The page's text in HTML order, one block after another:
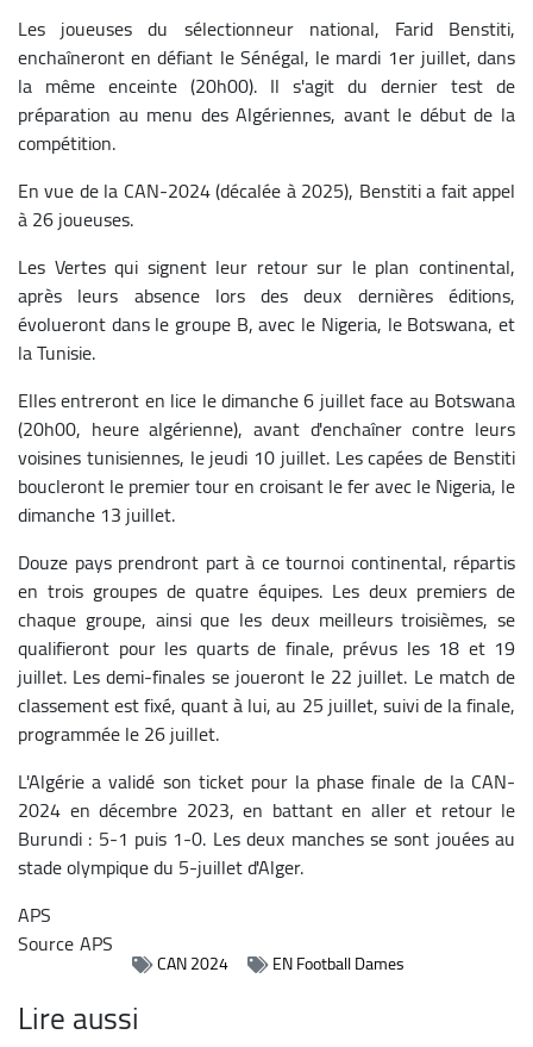
Les joueuses du sélectionneur national, Farid Benstiti,
enchaîneront en défiant le Sénégal, le mardi 1er juillet, dans
la même enceinte (20h00). Il s'agit du dernier test de
préparation au menu des Algériennes, avant le début de la
compétition.
En vue de la CAN-2024 (décalée à 2025), Benstiti a fait appel
à 26 joueuses.
Les Vertes qui signent leur retour sur le plan continental,
après leurs absence lors des deux dernières éditions,
évolueront dans le groupe B, avec le Nigeria, le Botswana, et
la Tunisie.
Elles entreront en lice le dimanche 6 juillet face au Botswana
(20h00, heure algérienne), avant d'enchaîner contre leurs
voisines tunisiennes, le jeudi 10 juillet. Les capées de Benstiti
boucleront le premier tour en croisant le fer avec le Nigeria, le
dimanche 13 juillet.
Douze pays prendront part à ce tournoi continental, répartis
en trois groupes de quatre équipes. Les deux premiers de
chaque groupe, ainsi que les deux meilleurs troisièmes, se
qualifieront pour les quarts de finale, prévus les 18 et 19
juillet. Les demi-finales se joueront le 22 juillet. Le match de
classement est fixé, quant à lui, au 25 juillet, suivi de la finale,
programmée le 26 juillet.
L'Algérie a validé son ticket pour la phase finale de la CAN-
2024 en décembre 2023, en battant en aller et retour le
Burundi : 5-1 puis 1-0. Les deux manches se sont jouées au
stade olympique du 5-juillet d'Alger.
APS
SourceAPS
CAN 2024 EN Football Dames
Lire aussi